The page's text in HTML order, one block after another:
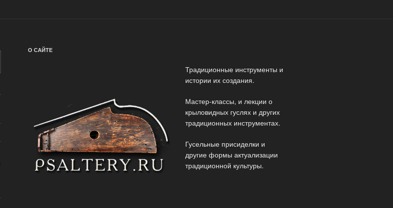
О САЙТЕ
Традиционные инструменты и
истории их создания.
Мастер-классы, и лекции о
крыловидных гуслях и других
традиционных инструментах.
Гусельные присиделки и
другие формы актуализации
традиционной культуры.